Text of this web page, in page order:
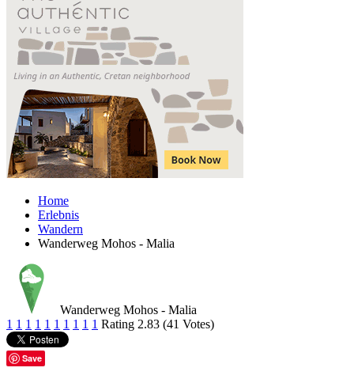
Home
Erlebnis
Wandern
Wanderweg Mohos - Malia
Wanderweg Mohos - Malia
1 1 1 1 1 1 1 1 1 1 Rating 2.83 (41 Votes)
Save